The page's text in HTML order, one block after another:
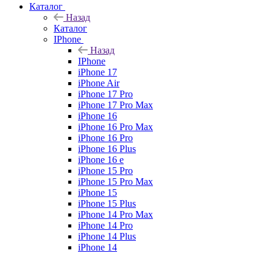
Каталог
Назад
Каталог
IPhone
Назад
IPhone
iPhone 17
iPhone Air
iPhone 17 Pro
iPhone 17 Pro Max
iPhone 16
iPhone 16 Pro Max
iPhone 16 Pro
iPhone 16 Plus
iPhone 16 e
iPhone 15 Pro
iPhone 15 Pro Max
iPhone 15
iPhone 15 Plus
iPhone 14 Pro Max
iPhone 14 Pro
iPhone 14 Plus
iPhone 14